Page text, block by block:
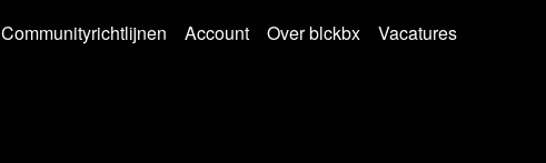
Communityrichtlijnen Account Over blckbx Vacatures